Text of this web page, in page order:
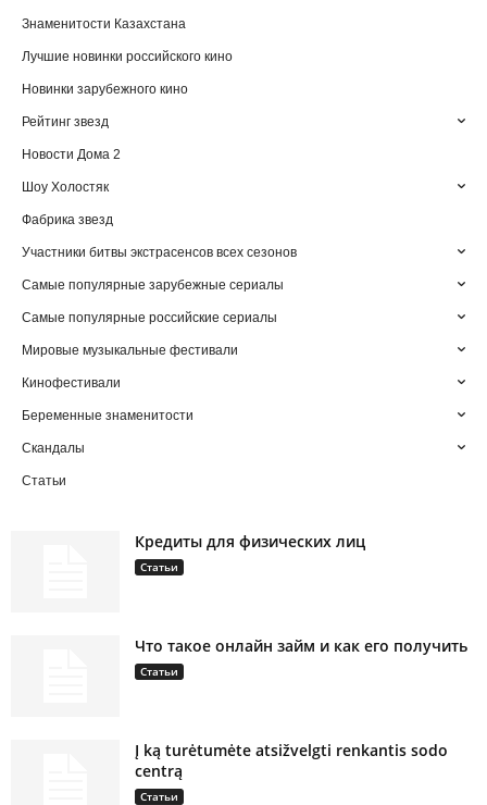
Знаменитости Казахстана
Лучшие новинки российского кино
Новинки зарубежного кино
Рейтинг звезд
Новости Дома 2
Шоу Холостяк
Фабрика звезд
Участники битвы экстрасенсов всех сезонов
Самые популярные зарубежные сериалы
Самые популярные российские сериалы
Мировые музыкальные фестивали
Кинофестивали
Беременные знаменитости
Скандалы
Статьи
Кредиты для физических лиц
Статьи
Что такое онлайн займ и как его получить
Статьи
Į ką turėtumėte atsižvelgti renkantis sodo
centrą
Статьи